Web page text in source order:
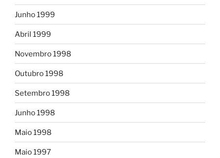
Junho 1999
Abril 1999
Novembro 1998
Outubro 1998
Setembro 1998
Junho 1998
Maio 1998
Maio 1997